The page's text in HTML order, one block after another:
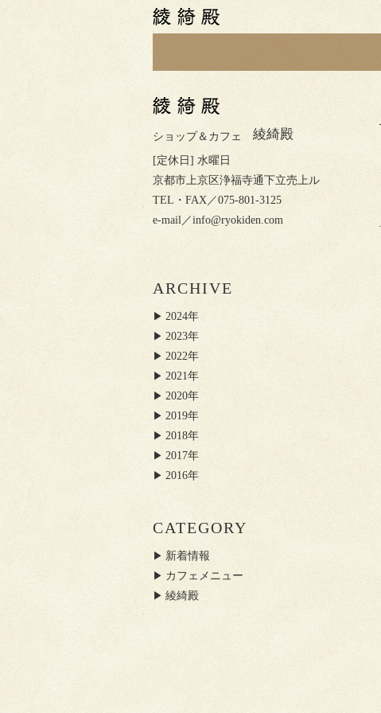
ショップ＆カフェ 綾綺殿
[定休日] 水曜日
京都市上京区浄福寺通下立売上ル
TEL・FAX／075-801-3125
e-mail／info@ryokiden.com
ARCHIVE
2024年
2023年
2022年
2021年
2020年
2019年
2018年
2017年
2016年
CATEGORY
新着情報
カフェメニュー
綾綺殿